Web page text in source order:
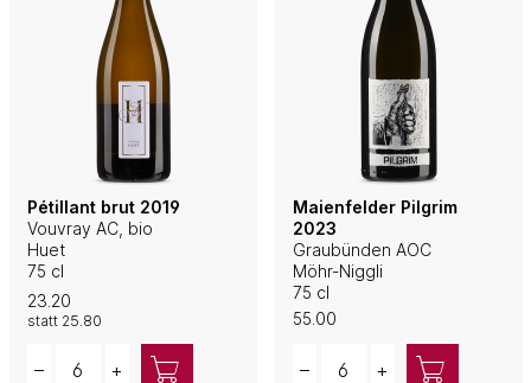
Pétillant brut 2019
Vouvray AC, bio
Huet
75 cl
23.20
statt 25.80
– +
Maienfelder Pilgrim
2023
Graubünden AOC
Möhr-Niggli
75 cl
55.00
– +